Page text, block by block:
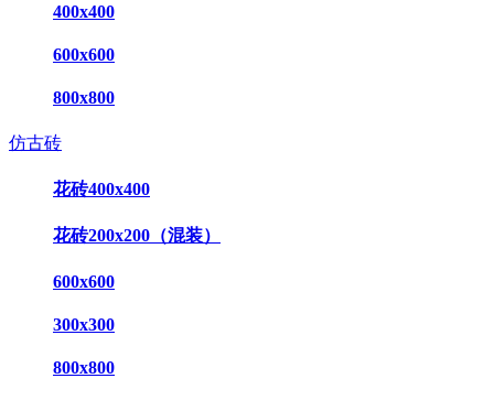
400x400
600x600
800x800
仿古砖
花砖400x400
花砖200x200（混装）
600x600
300x300
800x800